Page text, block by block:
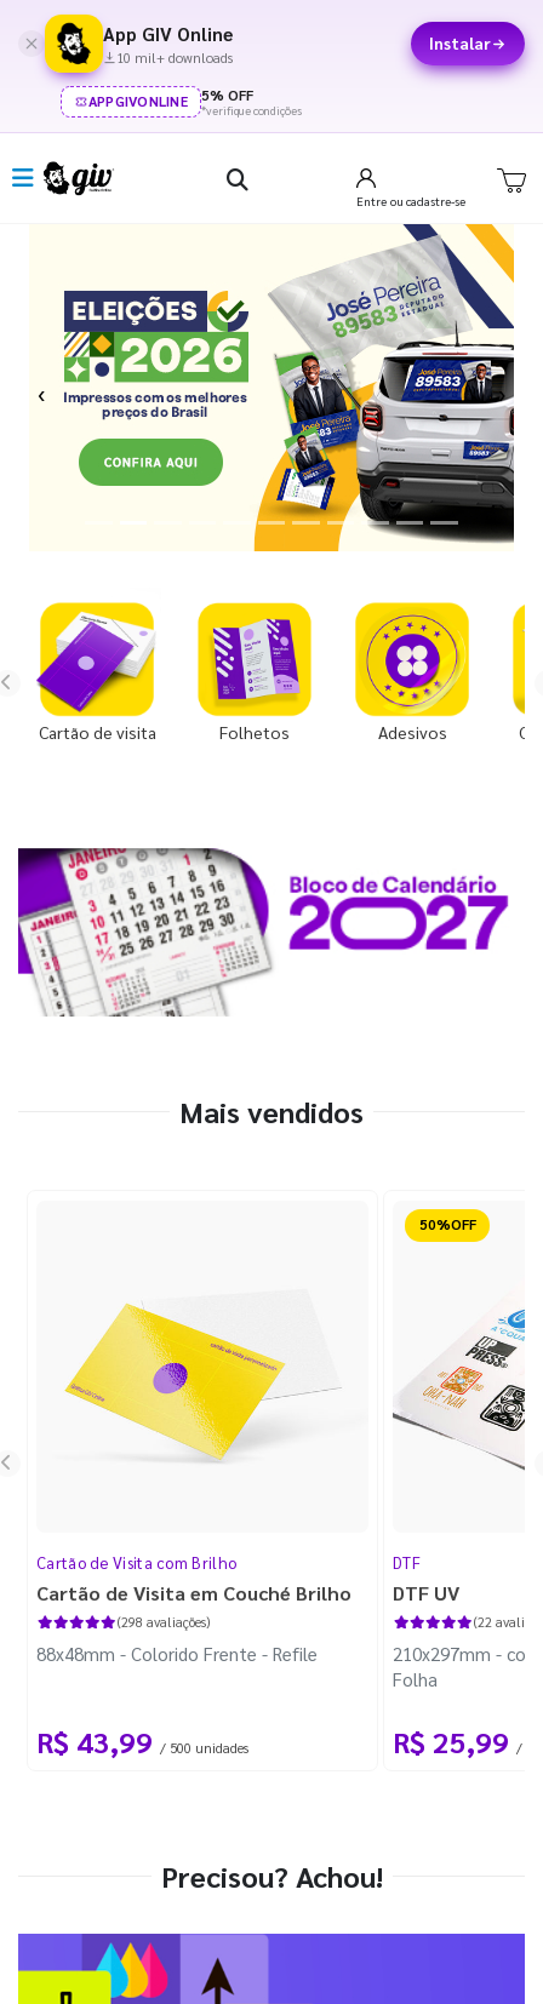
App GIV Online
10 mil+ downloads
Instalar
APPGIVONLINE 5% OFF
*verifique condições
Entre ou cadastre-se
Previous Next
Cartão de visita Folhetos Adesivos
Mais vendidos
Cartão de Visita com Brilho
Cartão de Visita em Couché Brilho
(298 avaliações)
88x48mm - Colorido Frente - Refile
R$ 43,99 / 500 unidades
Reduzido
DTF
DTF UV
(22
210x297mm -
Folha
R$ 25,99 / 1
Precisou? Achou!